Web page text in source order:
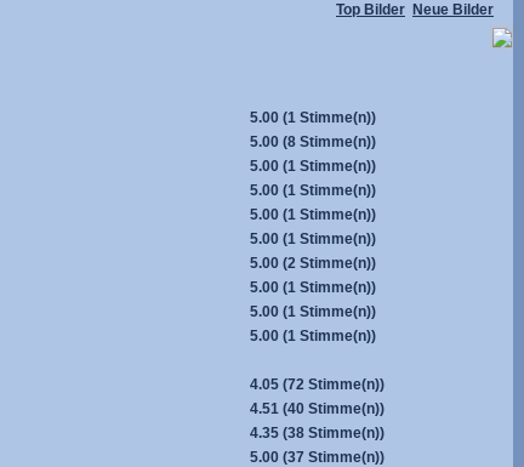
Top Bilder Neue Bilder
5.00 (1 Stimme(n))
5.00 (8 Stimme(n))
5.00 (1 Stimme(n))
5.00 (1 Stimme(n))
5.00 (1 Stimme(n))
5.00 (1 Stimme(n))
5.00 (2 Stimme(n))
5.00 (1 Stimme(n))
5.00 (1 Stimme(n))
5.00 (1 Stimme(n))
4.05 (72 Stimme(n))
4.51 (40 Stimme(n))
4.35 (38 Stimme(n))
5.00 (37 Stimme(n))